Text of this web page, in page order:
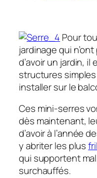
Pour
jardinage qui
d’avoir un jardin,
structures
installer sur le
Ces mini-serres
dès maintenant,
d’avoir à l’année
y abriter les plus
qui supportent
surchauffés.